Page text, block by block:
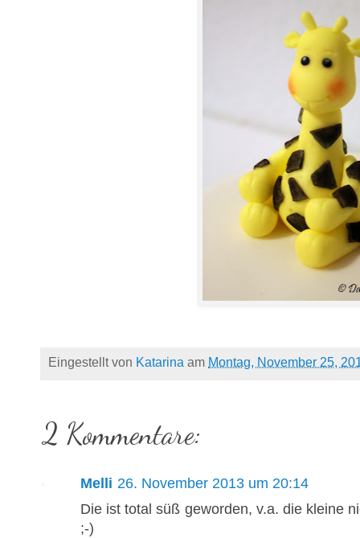
Eingestellt von Katarina am Montag, November 25,
2 Kommentare:
Melli 26. November 2013 um 20:14
Die ist total süß geworden, v.a. die kleine
;-)